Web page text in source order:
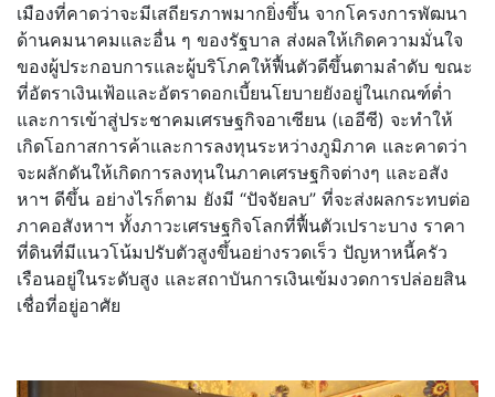
เมืองที่คาดว่าจะมีเสถียรภาพมากยิ่งขึ้น จากโครงการพัฒนา
ด้านคมนาคมและอื่น ๆ ของรัฐบาล ส่งผลให้เกิดความมั่นใจ
ของผู้ประกอบการและผู้บริโภคให้ฟื้นตัวดีขึ้นตามลำดับ ขณะ
ที่อัตราเงินเฟ้อและอัตราดอกเบี้ยนโยบายยังอยู่ในเกณฑ์ต่ำ
และการเข้าสู่ประชาคมเศรษฐกิจอาเซียน (เออีซี) จะทำให้
เกิดโอกาสการค้าและการลงทุนระหว่างภูมิภาค และคาดว่า
จะผลักดันให้เกิดการลงทุนในภาคเศรษฐกิจต่างๆ และอสัง
หาฯ ดีขึ้น อย่างไรก็ตาม ยังมี “ปัจจัยลบ” ที่จะส่งผลกระทบต่อ
ภาคอสังหาฯ ทั้งภาวะเศรษฐกิจโลกที่ฟื้นตัวเปราะบาง ราคา
ที่ดินที่มีแนวโน้มปรับตัวสูงขึ้นอย่างรวดเร็ว ปัญหาหนี้ครัว
เรือนอยู่ในระดับสูง และสถาบันการเงินเข้มงวดการปล่อยสิน
เชื่อที่อยู่อาศัย